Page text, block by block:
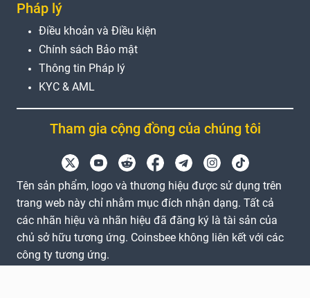
Pháp lý
Điều khoản và Điều kiện
Chính sách Bảo mật
Thông tin Pháp lý
KYC & AML
Tham gia cộng đồng của chúng tôi
Tên sản phẩm, logo và thương hiệu được sử dụng trên
trang web này chỉ nhằm mục đích nhận dạng. Tất cả
các nhãn hiệu và nhãn hiệu đã đăng ký là tài sản của
chủ sở hữu tương ứng. Coinsbee không liên kết với các
công ty tương ứng.